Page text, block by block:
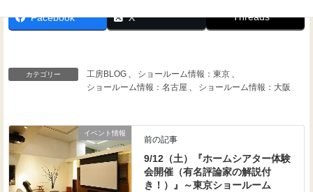
Facebook X Threads
カテゴリー 工房BLOG ショールーム情報：東京
ショールーム情報：名古屋
ショールーム情報：大阪
イベント情報
前の記事
9/12（土）『ホームシアター体験
会開催（有名評論家の解説付
き！）』～東京ショールーム